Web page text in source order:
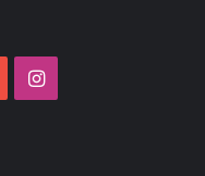
YouTubeInstagram